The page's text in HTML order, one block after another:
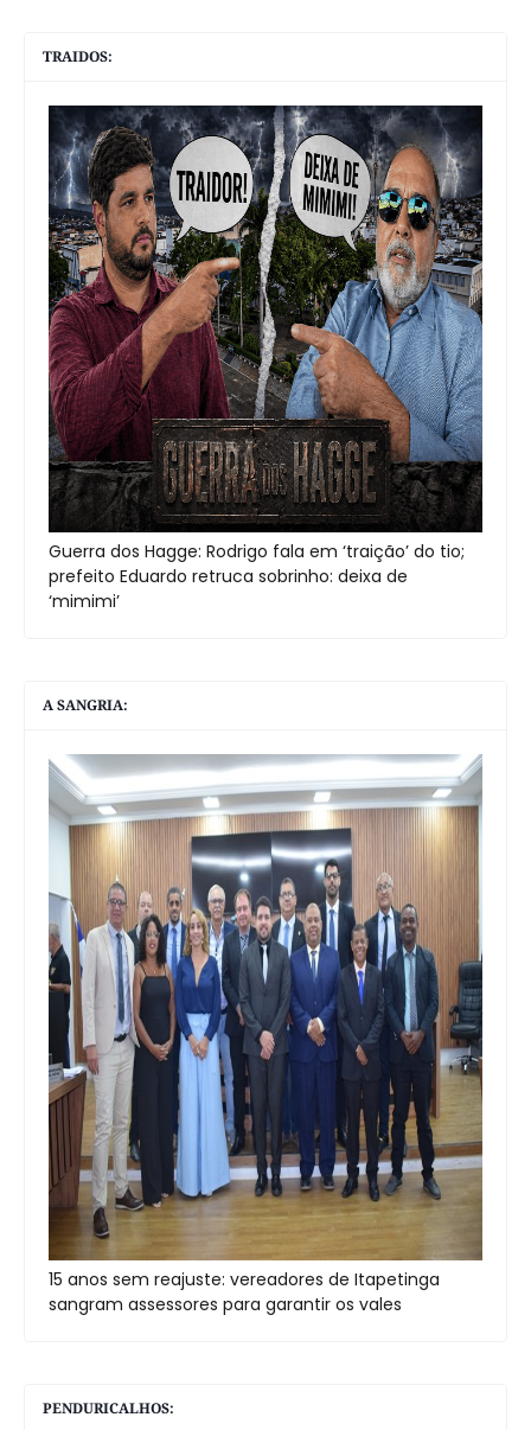
TRAIDOS:
Guerra dos Hagge: Rodrigo fala em ‘traição’ do tio;
prefeito Eduardo retruca sobrinho: deixa de
‘mimimi’
A SANGRIA:
15 anos sem reajuste: vereadores de Itapetinga
sangram assessores para garantir os vales
PENDURICALHOS: